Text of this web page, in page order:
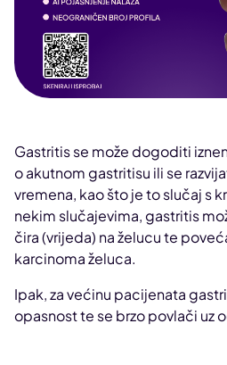
Gastritis se može dogoditi
o akutnom gastritisu ili se
vremena, kao što je to slučaj s
nekim slučajevima, gastritis
čira (vrijeda) na želucu te
karcinoma želuca.
Ipak, za većinu pacijenata
opasnost te se brzo povlači uz